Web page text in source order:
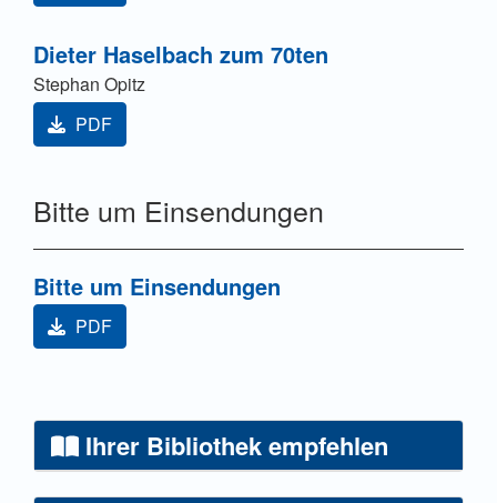
Dieter Haselbach zum 70ten
Stephan Opitz
PDF
Bitte um Einsendungen
Bitte um Einsendungen
PDF
Ihrer Bibliothek empfehlen